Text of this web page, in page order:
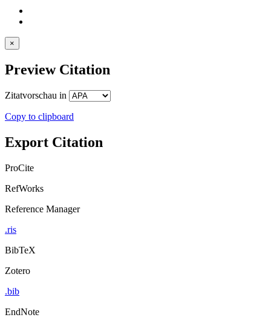
×
Preview Citation
Zitatvorschau in
Copy to clipboard
Export Citation
ProCite
RefWorks
Reference Manager
.ris
BibTeX
Zotero
.bib
EndNote